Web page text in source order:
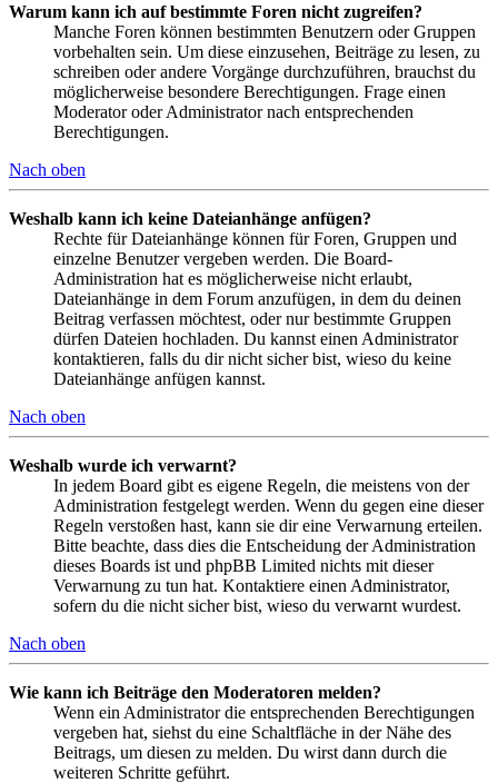
Warum kann ich auf bestimmte Foren nicht zugreifen?
Manche Foren können bestimmten Benutzern oder Gruppen
vorbehalten sein. Um diese einzusehen, Beiträge zu lesen, zu
schreiben oder andere Vorgänge durchzuführen, brauchst du
möglicherweise besondere Berechtigungen. Frage einen
Moderator oder Administrator nach entsprechenden
Berechtigungen.
Nach oben
Weshalb kann ich keine Dateianhänge anfügen?
Rechte für Dateianhänge können für Foren, Gruppen und
einzelne Benutzer vergeben werden. Die Board-
Administration hat es möglicherweise nicht erlaubt,
Dateianhänge in dem Forum anzufügen, in dem du deinen
Beitrag verfassen möchtest, oder nur bestimmte Gruppen
dürfen Dateien hochladen. Du kannst einen Administrator
kontaktieren, falls du dir nicht sicher bist, wieso du keine
Dateianhänge anfügen kannst.
Nach oben
Weshalb wurde ich verwarnt?
In jedem Board gibt es eigene Regeln, die meistens von der
Administration festgelegt werden. Wenn du gegen eine dieser
Regeln verstoßen hast, kann sie dir eine Verwarnung erteilen.
Bitte beachte, dass dies die Entscheidung der Administration
dieses Boards ist und phpBB Limited nichts mit dieser
Verwarnung zu tun hat. Kontaktiere einen Administrator,
sofern du die nicht sicher bist, wieso du verwarnt wurdest.
Nach oben
Wie kann ich Beiträge den Moderatoren melden?
Wenn ein Administrator die entsprechenden Berechtigungen
vergeben hat, siehst du eine Schaltfläche in der Nähe des
Beitrags, um diesen zu melden. Du wirst dann durch die
weiteren Schritte geführt.